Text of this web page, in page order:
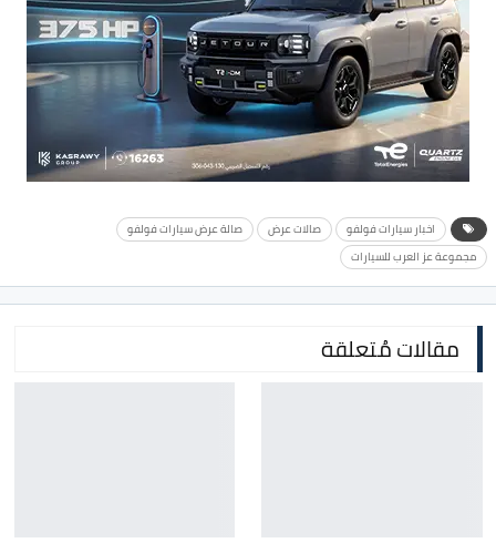
اخبار سيارات فولفو صالات عرض
صالة عرض سيارات فولفو
مجموعة عز العرب للسيارات
مقالات مُتعلقة